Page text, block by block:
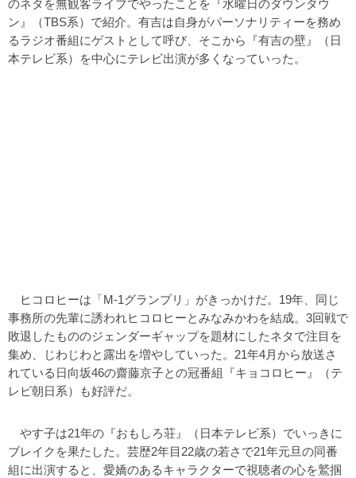
のネタを無観客ライブでやったことを『水曜日のダウンタウ
ン』（TBS系）で紹介。有吉は自身がパーソナリティーを務め
るラジオ番組にゲストとして呼び、そこから『有吉の壁』（日
本テレビ系）を中心にテレビ出演が多くなっていった。
ヒコロヒーは「M-1グランプリ」がきっかけだ。19年、同じ
事務所の先輩に誘われヒコロヒーとみなみかわを結成。3回戦で
敗退したもののジェンダーギャップを題材にしたネタで注目を
集め、じわじわと露出を増やしていった。21年4月から放送さ
れている日向坂46の齋藤京子との冠番組『キョコロヒー』（テ
レビ朝日系）も好評だ。
やす子は21年の『おもしろ荘』（日本テレビ系）でいっきに
ブレイクを果たした。芸歴2年目22歳の若さで21年元旦の同番
組に出演すると、愛嬌のあるキャラクターで視聴者の心を鷲掴